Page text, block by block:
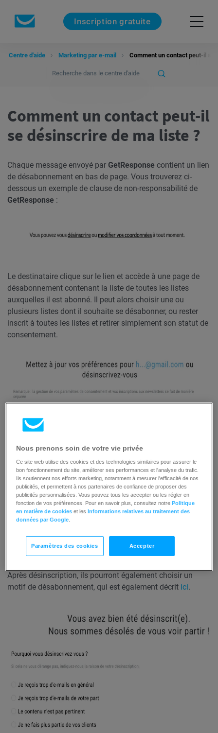
Inscription gratuite
Centre d'aide Marketing par e-mail Comment un contact peut-il se
Comment un contact peut-il
se désinscrire de ma liste ?
Chaque message envoyé par GetResponse contient un lien
de désabonnement en bas de page. Vous trouverez ci-
dessous un exemple de clause de non-responsabilité de
GetResponse :
Le destinataire clique sur le lien et accède à une page de
désabonnement contenant la liste de toutes les listes
auxquelles il est abonné. Il peut alors choisir une ou
plusieurs listes dont il souhaite se désabonner, ou rester
inscrit à toutes les listes et retirer simplement son statut de
consentement.
Après désinscription, ils pourront également choisir un
motif de désabonnement, qui est également décrit ici.
Nous prenons soin de votre vie privée
Ce site web utilise des cookies et des technologies similaires pour assurer le
bon fonctionnement du site, améliorer ses performances et l'analyse du trafic.
Ils soutiennent nos efforts marketing, notamment à mesurer l'efficacité de nos
publicités, et permettent à nos partenaires de confiance de proposer des
publicités personnalisées. Vous pouvez tous les accepter ou les régler en
fonction de vos préférences. Pour en savoir plus, consultez notre Politique
en matière de cookies et les Informations relatives au traitement des
données par Google
Paramètres des cookies Accepter